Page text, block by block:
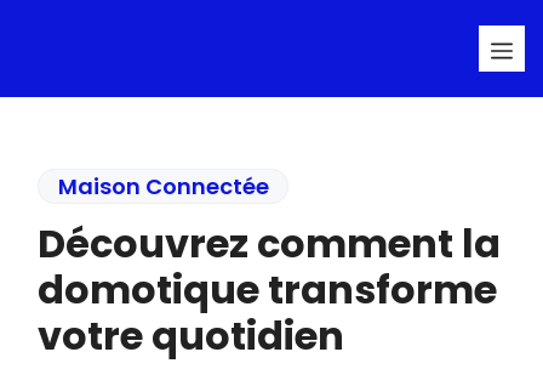
Maison Connectée
Découvrez comment la
domotique transforme
votre quotidien